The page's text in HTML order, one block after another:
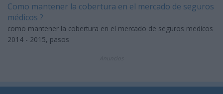
Como mantener la cobertura en el mercado de seguros
médicos ?
como mantener la cobertura en el mercado de seguros medicos
2014 - 2015, pasos